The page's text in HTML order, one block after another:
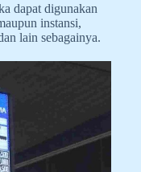
dapat digunakan
instansi,
lain sebagainya.